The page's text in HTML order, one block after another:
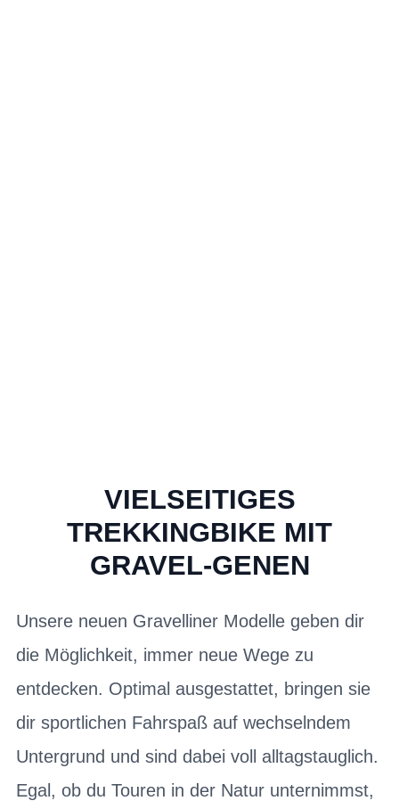
VIELSEITIGES
TREKKINGBIKE MIT
GRAVEL-GENEN
Unsere neuen Gravelliner Modelle geben dir
die Möglichkeit, immer neue Wege zu
entdecken. Optimal ausgestattet, bringen sie
dir sportlichen Fahrspaß auf wechselndem
Untergrund und sind dabei voll alltagstauglich.
Egal, ob du Touren in der Natur unternimmst,